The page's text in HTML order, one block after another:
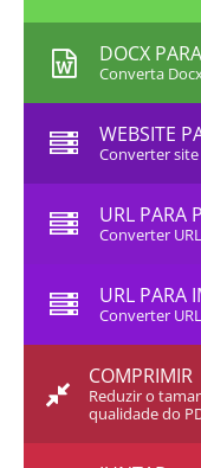
DOCX
Converta
WEBSITE
Converter site
URL PARA
Converter
URL PARA
Converter
COMPRIMIR
Reduzir o
qualidade do